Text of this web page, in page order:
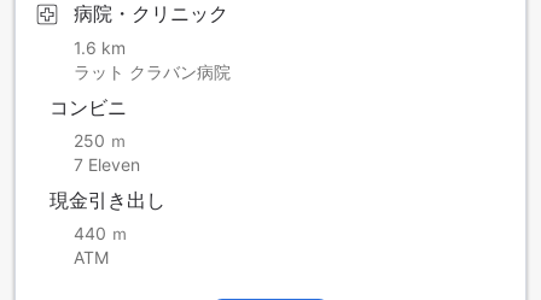
病院・クリニック
1.6 km
ラット クラバン病院
コンビニ
250 ｍ
7 Eleven
現金引き出し
440 ｍ
ATM